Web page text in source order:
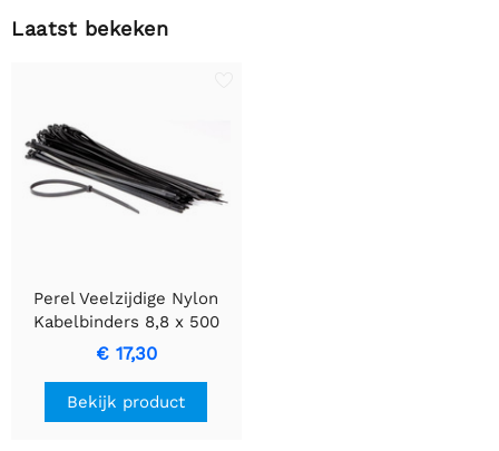
Laatst bekeken
Perel Veelzijdige Nylon
Kabelbinders 8,8 x 500
mm in het zwart
€ 17,30
Bekijk product